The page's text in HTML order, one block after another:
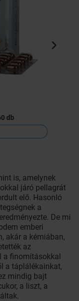
db
is, amelynek
járó pellagrát
elő. Hasonló
a
De mi
emberi
akár a kémiában,
az
a finomításokkal
a táplálékainkat,
mindig bajt
a liszt, a